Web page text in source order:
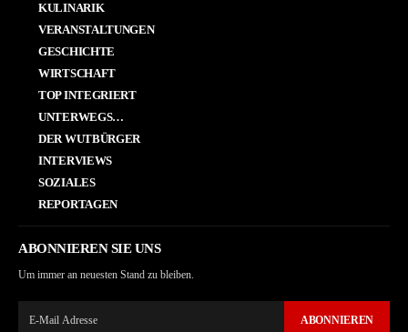
KULINARIK
VERANSTALTUNGEN
GESCHICHTE
WIRTSCHAFT
TOP INTEGRIERT
UNTERWEGS…
DER WUTBÜRGER
INTERVIEWS
SOZIALES
REPORTAGEN
ABONNIEREN SIE UNS
Um immer an neuesten Stand zu bleiben.
ABONNIEREN